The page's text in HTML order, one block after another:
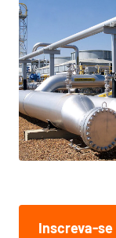
Inscreva-se